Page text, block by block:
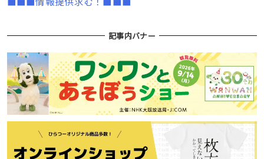
記事内バナー